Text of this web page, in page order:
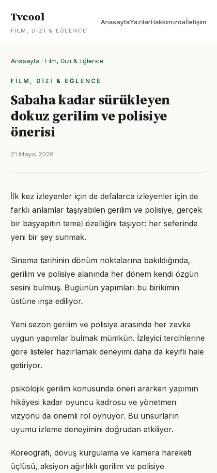
Tvcool
FILM, DIZI & EĞLENCE
AnasayfaYazılarHakkımızdaİletişim
Anasayfa · Film, Dizi & Eğlence
FILM, DIZI & EĞLENCE
Sabaha kadar sürükleyen
dokuz gerilim ve polisiye
önerisi
21 Mayıs 2026
İlk kez izleyenler için de defalarca izleyenler için de
farklı anlamlar taşıyabilen gerilim ve polisiye, gerçek
bir başyapıtın temel özelliğini taşıyor: her seferinde
yeni bir şey sunmak.
Sinema tarihinin dönüm noktalarına bakıldığında,
gerilim ve polisiye alanında her dönem kendi özgün
sesini bulmuş. Bugünün yapımları bu birikimin
üstüne inşa ediliyor.
Yeni sezon gerilim ve polisiye arasında her zevke
uygun yapımlar bulmak mümkün. İzleyici tercihlerine
göre listeler hazırlamak deneyimi daha da keyifli hale
getiriyor.
psikolojik gerilim konusunda öneri ararken yapımın
hikâyesi kadar oyuncu kadrosu ve yönetmen
vizyonu da önemli rol oynuyor. Bu unsurların
uyumu izleme deneyimini doğrudan etkiliyor.
Koreografi, dövüş kurgulama ve kamera hareketi
üçlüsü, aksiyon ağırlıklı gerilim ve polisiye